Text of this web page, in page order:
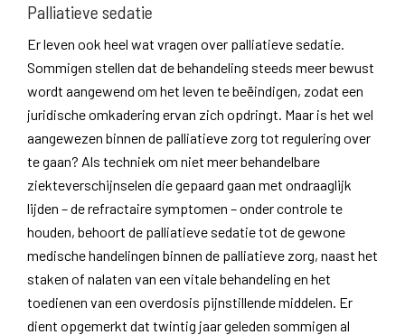
Palliatieve sedatie
Er leven ook heel wat vragen over palliatieve sedatie.
Sommigen stellen dat de behandeling steeds meer bewust
wordt aangewend om het leven te beëindigen, zodat een
juridische omkadering ervan zich opdringt. Maar is het wel
aangewezen binnen de palliatieve zorg tot regulering over
te gaan? Als techniek om niet meer behandelbare
ziekteverschijnselen die gepaard gaan met ondraaglijk
lijden – de refractaire symptomen – onder controle te
houden, behoort de palliatieve sedatie tot de gewone
medische handelingen binnen de palliatieve zorg, naast het
staken of nalaten van een vitale behandeling en het
toedienen van een overdosis pijnstillende middelen. Er
dient opgemerkt dat twintig jaar geleden sommigen al